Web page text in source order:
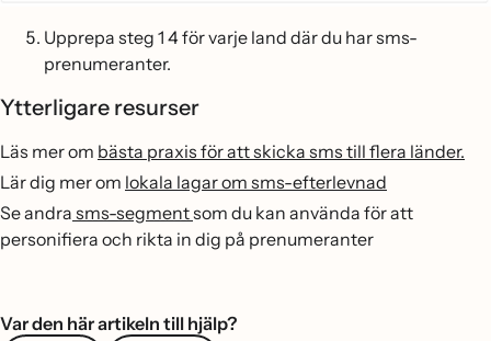
Upprepa steg 1 4 för varje land där du har sms-
prenumeranter.
Ytterligare resurser
Läs mer om bästa praxis för att skicka sms till flera länder.
Lär dig mer om lokala lagar om sms-efterlevnad
Se andra sms-segmentsom du kan använda för att
personifiera och rikta in dig på prenumeranter
Var den här artikeln till hjälp?